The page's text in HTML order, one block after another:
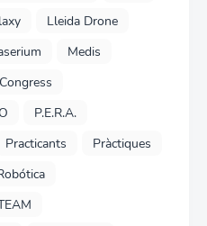
Lleida Drone
Medis
P.E.R.A.
Practicants
Pràctiques